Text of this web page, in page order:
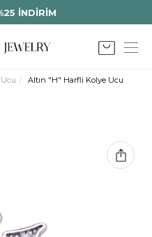
İNDİRİM
Altın "H" Harfli Kolye Ucu